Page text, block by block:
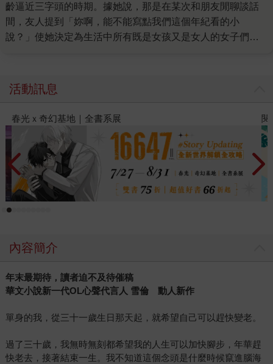
齡逼近三字頭的時期。據她說，那是在某次和朋友閒聊談話
間，友人提到「妳啊，能不能寫點我們這個年紀看的小
說？」使她決定為生活中所有既是女孩又是女人的女子們，
會??和雪倫合作的這些年，無論是她書寫的故事，乃至於她
本人，都與上述詞彙有著極深切的關聯。 她的小說，看不到
風花雪月的情節，而是忠實地描繪著現實人生裡，面對各種
情感時可能遭遇的糾結。透過角色對話和故事發展，雪倫更
每每寫出打進閱讀者內心，令人忍不住想拿起螢光筆畫重點
的絕妙字句。或戳中淚點、或戳中笑點，我們總在又哭又笑
間，就這麼讀完一個又一個她所寫的故事，彷彿自己也隨著
經歷了主角們一段又一段的人生。讀著她的故事，我們才發
現自己是如此愛笑，也如此愛哭。 而不知不覺間，竟也發現
家熱愛雪倫的故事、追蹤她的粉絲團之餘，也紛紛對這位行
塑造的角色們，也一如她的文字。大部分的時候她堅強瀟
灑，卻也有許多時刻是脆弱易感的。她熱愛生活，將自己的
出到忘了自我…… 說穿了，她也和我們一樣，在日常的一切
之中，默默地過著並不特別轟轟烈烈的人生。或許正因為如
活動訊息
閱讀漫遊錄-2026上半年暢銷榜
內容簡介
年末最期待，讀者迫不及待催稿
華文小說新一代OL心聲代言人 雪倫 動人新作
單身的我，從三十一歲生日那天起，就希望自己可以趕快變老。
過了三十歲，我無時無刻都希望我的人生可以加快腳步，年華趕
快老去，接著結束一生。我不知道這個念頭是什麼時候竄進腦海